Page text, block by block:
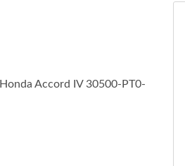
Accord IV 30500-PT0-